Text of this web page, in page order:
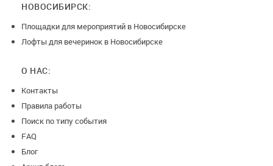
НОВОСИБИРСК:
Площадки для мероприятий в Новосибирске
Лофты для вечеринок в Новосибирске
О НАС:
Контакты
Правила работы
Поиск по типу события
FAQ
Блог